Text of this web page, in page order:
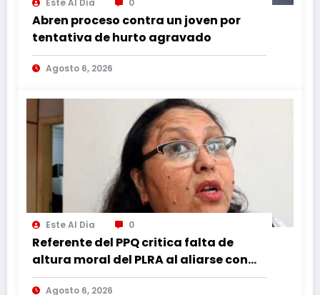
Abren proceso contra un joven por
tentativa de hurto agravado
Agosto 6, 2026
Este Al Día 0
Referente del PPQ critica falta de
altura moral del PLRA al aliarse con
corruptos
Agosto 6, 2026